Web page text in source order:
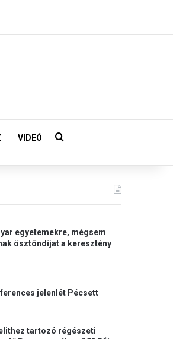
VIDEÓ Keresés:
egyetemekre, mégsem
ösztöndíjat a keresztény
jelenlét Pécsett
tartozó régészeti